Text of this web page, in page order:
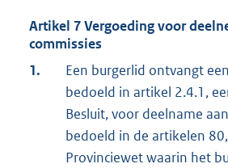
Artikel 7 Vergoeding voor
commissies
1.
Een burgerlid ontvangt
bedoeld in artikel 2.4.1,
Besluit, voor deelname
bedoeld in de artikelen
Provinciewet waarin het